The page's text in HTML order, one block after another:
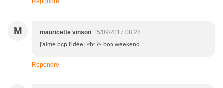
Répondre
M mauricette vinson 15/09/2017 08:28
j'aime bcp l'idée; <br /> bon weekend
Répondre